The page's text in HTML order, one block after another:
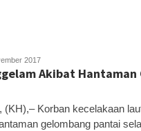
2017
Akibat Hantaman
Korban kecelakaan
gelombang pantai